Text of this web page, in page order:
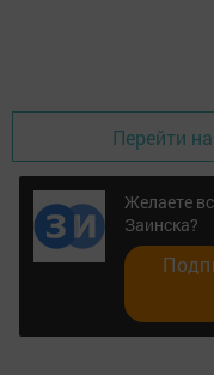
Перейти
Желаете
Заинска?